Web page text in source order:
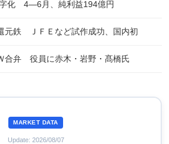
字化 4―6月、純利益194億円
元鉄 ＪＦＥなど試作成功、国内初
合弁 役員に赤木・岩野・髙橋氏
MARKET DATA
Update: 2026/08/07